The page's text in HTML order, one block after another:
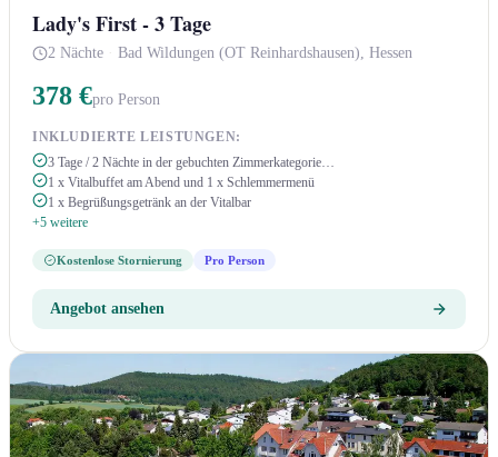
Lady's First - 3 Tage
2 Nächte · Bad Wildungen (OT Reinhardshausen), Hessen
378 €pro Person
INKLUDIERTE LEISTUNGEN:
3 Tage / 2 Nächte in der gebuchten Zimmerkategorie…
1 x Vitalbuffet am Abend und 1 x Schlemmermenü
1 x Begrüßungsgetränk an der Vitalbar
+5 weitere
Kostenlose Stornierung Pro Person
Angebot ansehen